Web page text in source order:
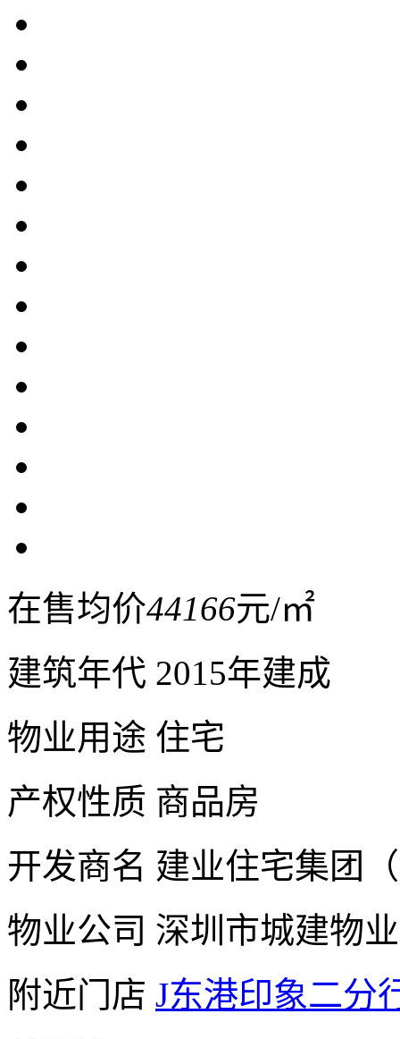
在售均价44166元/㎡
建筑年代 2015年建成
物业用途 住宅
产权性质 商品房
开发商名 建业住宅集团
物业公司 深圳市城建物
附近门店 J东港印象二分